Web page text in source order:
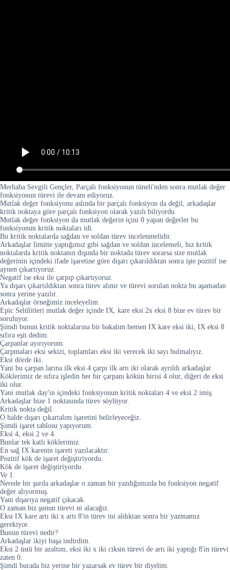
Merhaba Sevgili Gençler, Parçalı fonksiyonun tüneli'nden sonra mutlak değer
fonksiyonun türevi ile devam ediyoruz.
Mutlak değer fonksiyonu aslında bir parçalı fonksiyon da değil, arkadaşlar
kritik noktaya göre parçalı fonksiyon olarak yazılı biliyordu.
Mutlak değer fonksiyon da mutlak değerin içini 0 yapan değerler bu
fonksiyonun kritik noktaları idi.
Bu kritik noktalarda sağdan ve soldan türev incelenmelidir.
Arkadaşlar limitte yaptığımız gibi sağdan ve soldan incelemeli, hız kritik
noktalarda kritik noktanın dışında bir noktada türev sorarsa size mutlak
değerinin içindeki ifade işaretine göre dışarı çıkarıldıktan sonra işte pozitif ise
aynen çıkartıyoruz.
Negatif ise eksi ile çarpıp çıkartıyoruz.
Ya dışarı çıkartıldıktan sonra türev alınır ve türevi sorulan nokta bu aşamadan
sonra yerine yazılır.
Arkadaşlar örneğimiz inceleyelim.
Epic Selülitleri mutlak değer içinde IX, kare eksi 2x eksi 8 bize ev türev bir
soruluyor.
Şimdi bunun kritik noktalarına bir bakalım hemen IX kare eksi iki, IX eksi 8
sıfıra eşit dedim.
Çarpanlar ayırıyorum.
Çarpmaları eksi sekizi, toplamları eksi iki verecek iki sayı bulmalıyız.
Eksi dörde iki.
Yani bu çarpan larına ilk eksi 4 çarpı ilk artı iki olarak ayrıldı arkadaşlar.
Köklerimiz de sıfıra işledin her bir çarpanı kökün birisi 4 olur, diğeri de eksi
iki olur.
Yani mutlak day'in içindeki fonksiyonun kritik noktaları 4 ve eksi 2 imiş.
Arkadaşlar bize 1 noktasında türev söylüyor.
Kritik nokta değil.
O halde dışarı çıkartalım işaretini belirleyeceğiz.
Şimdi işaret tablosu yapıyorum.
Eksi 4, eksi 2 ve 4.
Bunlar tek katlı köklerimiz.
En sağ IX karenin işareti yazılacaktır.
Pozitif kök de işaret değiştiriyordu.
Kök de işaret değiştiriyordu.
Ve 1.
Nerede bir şurda arkadaşlar o zaman bir yazdığımızda bu fonksiyon negatif
değer alıyormuş.
Yani dışarıya negatif çıkacak.
O zaman biz şunun türevi ni alacağız.
Eksi IX kare artı iki x artı 8'in türev ini aldıktan sonra bir yazmamız
gerekiyor.
Bunun türevi nedir?
Arkadaşlar ikiyi başa indirdim.
Eksi 2 üstü bir azaltım, eksi iki x iki ciksin türevi de artı iki yaptığı 8'in türevi
zaten 0.
Şimdi burada biz yerine bir yazarsak ev türev bir diyelim.